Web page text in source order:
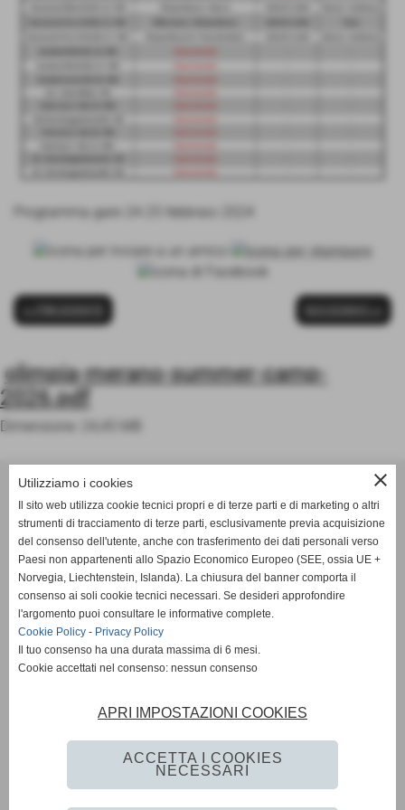
Programma gare 24-25 febbraio 2024
olimpia-merano-summer-camp-
2026.pdf
Dimensione: 24,45 MB
ASD OLIMPIA MERANO
Via Postgranz, 1- Merano (BZ)
Tel. +39 3802691640
info@asdolimpiamerano.it
Privacy Policy-Cookie Policy
totale visite
1233293
sei il visitatore numero
close
Utilizziamo i cookies
Il sito web utilizza cookie tecnici propri e di terze parti e di marketing o altri
strumenti di tracciamento di terze parti, esclusivamente previa acquisizione
del consenso dell'utente, anche con trasferimento dei dati personali verso
Paesi non appartenenti allo Spazio Economico Europeo (SEE, ossia UE +
Norvegia, Liechtenstein, Islanda). La chiusura del banner comporta il
consenso ai soli cookie tecnici necessari. Se desideri approfondire
l'argomento puoi consultare le informative complete.
Cookie Policy - Privacy Policy
Il tuo consenso ha una durata massima di 6 mesi.
Cookie accettati nel consenso: nessun consenso
APRI IMPOSTAZIONI COOKIES
ACCETTA I COOKIES
NECESSARI